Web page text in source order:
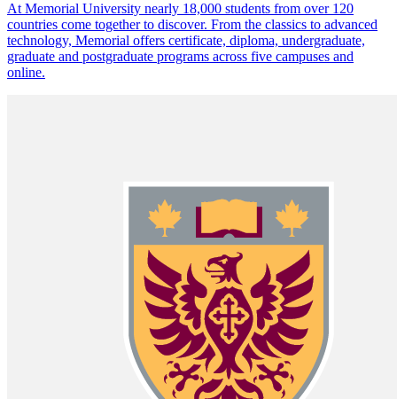
At Memorial University nearly 18,000 students from over 120
countries come together to discover. From the classics to advanced
technology, Memorial offers certificate, diploma, undergraduate,
graduate and postgraduate programs across five campuses and
online.